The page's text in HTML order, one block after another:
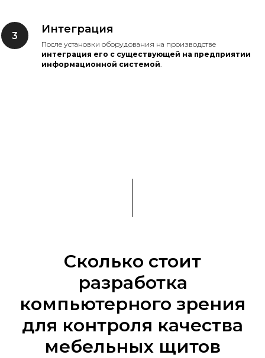
Интеграция
После установки оборудования на производстве
интеграция его с существующей на предприятии
информационной системой
Сколько стоит
разработка
компьютерного зрения
для контроля качества
мебельных щитов